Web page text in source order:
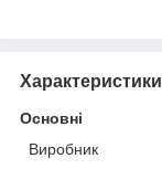
Характеристики
Основні
Виробник